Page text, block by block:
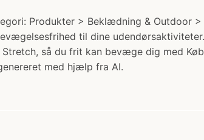
Produkter > Beklædning &
til dine
så du frit kan bevæge dig med
med hjælp fra AI.